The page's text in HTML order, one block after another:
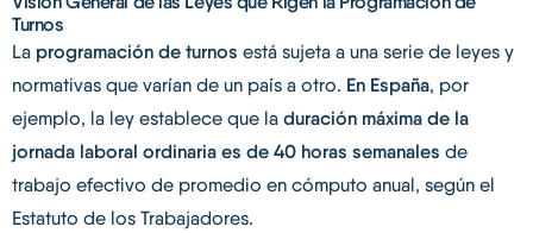
Turnos
La programación de turnos está sujeta a una serie de leyes y
normativas que varían de un país a otro. En España, por
ejemplo, la ley establece que la duración máxima de la
jornada laboral ordinaria es de 40 horas semanales de
trabajo efectivo de promedio en cómputo anual, según el
Estatuto de los Trabajadores.